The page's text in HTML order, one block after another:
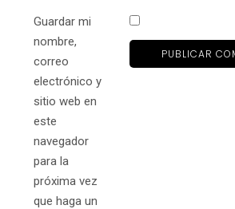
Guardar mi
nombre,
correo
electrónico y
sitio web en
este
navegador
para la
próxima vez
que haga un